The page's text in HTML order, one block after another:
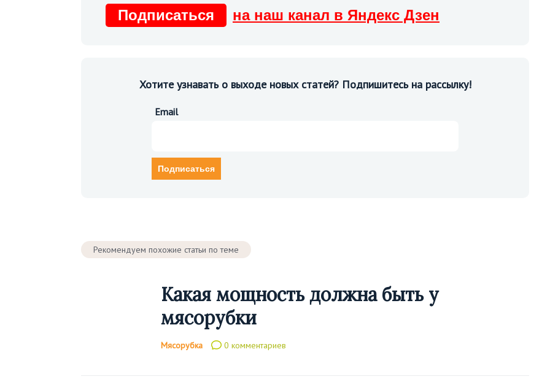
Подписаться на наш канал в Яндекс Дзен
Хотите узнавать о выходе новых статей? Подпишитесь на рассылку!
Email
Рекомендуем похожие статьи по теме
Какая мощность должна быть у
мясорубки
Мясорубка 0 комментариев